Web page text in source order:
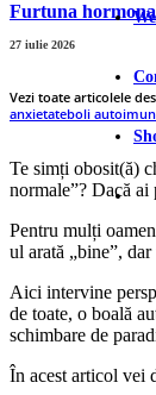
Furtuna
27 iulie 2026
Vezi toate articolele
anxietateboli
Te simți obosit(ă)
normale”? Dacă
Pentru mulți
ul arată „bine”,
Aici intervine
de toate, o boală
schimbare de
În acest articol vei